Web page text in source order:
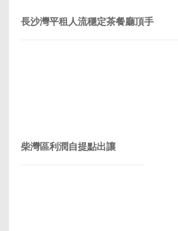
長沙灣平租人流穩定茶餐廳頂手
柴灣區利潤自提點出讓